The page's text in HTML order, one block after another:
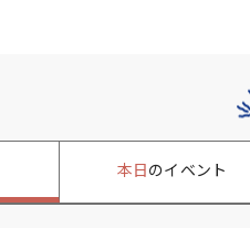
本日のイベント